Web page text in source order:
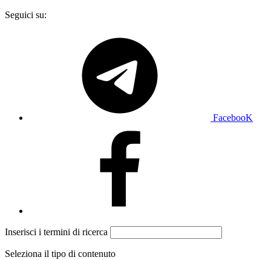
Seguici su:
FacebooK
Inserisci i termini di ricerca
Seleziona il tipo di contenuto